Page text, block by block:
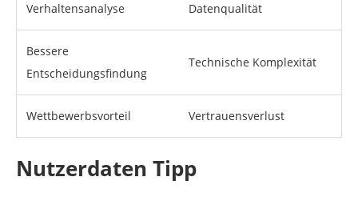
Verhaltensanalyse Datenqualität
Bessere
Entscheidungsfindung
Technische Komplexität
Wettbewerbsvorteil Vertrauensverlust
Nutzerdaten Tipp